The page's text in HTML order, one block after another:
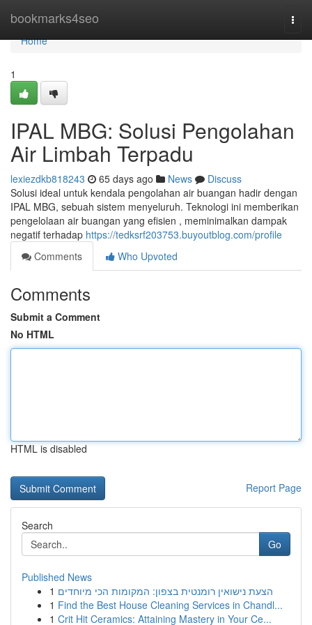
bookmarks4seo
Home
Home
1
IPAL MBG: Solusi Pengolahan
Air Limbah Terpadu
lexiezdkb818243 65 days ago News
Discuss
Solusi ideal untuk kendala pengolahan air buangan hadir dengan
IPAL MBG, sebuah sistem menyeluruh. Teknologi ini memberikan
pengelolaan air buangan yang efisien , meminimalkan dampak
negatif terhadap https://tedksrf203753.buyoutblog.com/profile
Comments
Who Upvoted
Comments
Submit a Comment
No HTML
HTML is disabled
Report Page
Search
Go
Published News
1 הצעת נישואין רומנטית בצפון: המקומות הכי מיוחדים
1 Find the Best House Cleaning Services in Chandl...
1 Crit Hit Ceramics: Attaining Mastery in Your Ce...